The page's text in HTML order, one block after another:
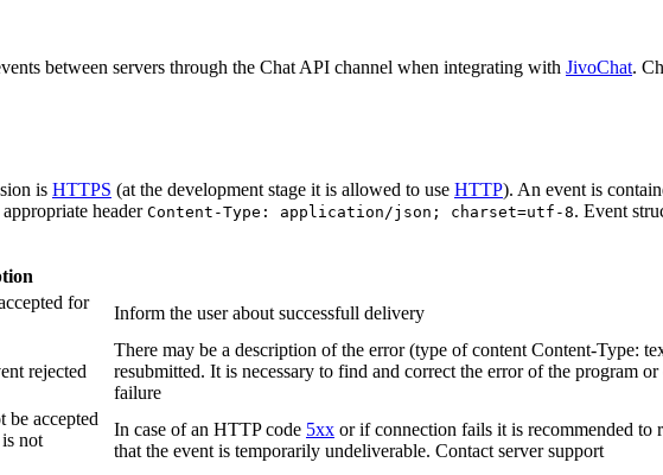
between servers through the Chat API channel when integrating with JivoChat.
is HTTPS (at the development stage it is allowed to use HTTP). An event is
headerContent-Type: application/json; charset=utf-8. Event
for
Inform the user about successfull delivery
rejected
There may be a description of the error (type of content Content-Type:
resubmitted. It is necessary to find and correct the error of the program
failure
be accepted
not
In case of an HTTP code 5xx or if connection fails it is recommended to
that the event is temporarily undeliverable. Contact server support